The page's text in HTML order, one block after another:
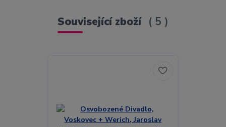
Související zboží 5